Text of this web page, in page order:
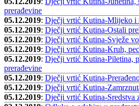
prerađevine
05.12.2019: Dječji vrtić Kutina-Mlijeko i
05.12.2019: Dječji vrtić Kutina-Ostali
05.12.2019: Dječji vrtić Kutina-Svježe
05.12.2019: Dječji vrtić Kutina-Kruh,
05.12.2019: Dječji vrtić Kutina-Piletina,
prerađevine
05.12.2019: Dječji vrtić Kutina-
05.12.2019: Dječji vrtić Kutina-
05.12.2019: Dječji vrtić Kutina-Sredstva